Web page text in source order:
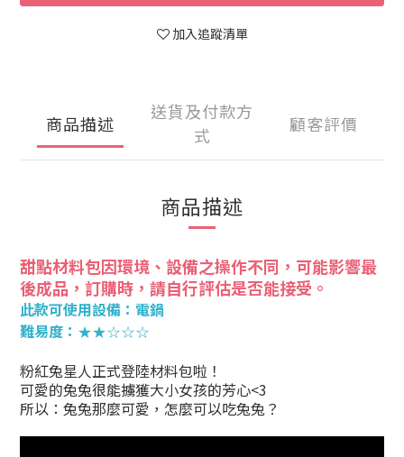
加入追蹤清單
商品描述
送貨及付款方
式
顧客評價
商品描述
甜點材料包因環境、設備之操作不同，可能影響最
後成品，訂購時，請自行評估是否能接受。
此款可使用設備：電鍋
難易度： ★★☆☆☆
粉紅兔星人正式登陸材料包啦！
可愛的兔兔很能擄獲大小女孩的芳心<3
所以：兔兔那麼可愛，怎麼可以吃兔兔？